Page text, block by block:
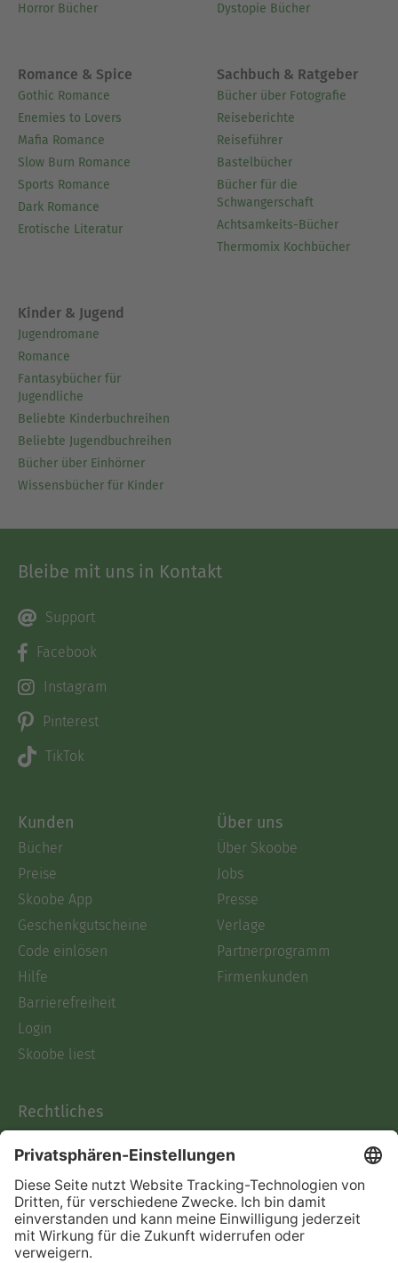
Horror Bücher
Dystopie Bücher
Romance & Spice
Gothic Romance
Enemies to Lovers
Mafia Romance
Slow Burn Romance
Sports Romance
Dark Romance
Erotische Literatur
Sachbuch & Ratgeber
Bücher über Fotografie
Reiseberichte
Reiseführer
Bastelbücher
Bücher für die
Schwangerschaft
Achtsamkeits-Bücher
Thermomix Kochbücher
Kinder & Jugend
Jugendromane
Romance
Fantasybücher für
Jugendliche
Beliebte Kinderbuchreihen
Beliebte Jugendbuchreihen
Bücher über Einhörner
Wissensbücher für Kinder
Bleibe mit uns in Kontakt
Support
Facebook
Instagram
Pinterest
TikTok
Kunden
Bücher
Preise
Skoobe App
Geschenkgutscheine
Code einlösen
Hilfe
Barrierefreiheit
Login
Skoobe liest
Über uns
Über Skoobe
Jobs
Presse
Verlage
Partnerprogramm
Firmenkunden
Rechtliches
AGB
Informationen nach Data
Act
Verträge hier kündigen